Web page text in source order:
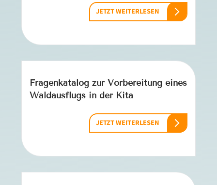
JETZT WEITERLESEN
Fragenkatalog zur Vorbereitung eines
Waldausflugs in der Kita
JETZT WEITERLESEN